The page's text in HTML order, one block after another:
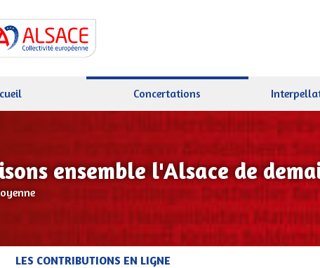
Concertations
ensemble l'Alsace de
LES CONTRIBUTIONS EN LIGNE